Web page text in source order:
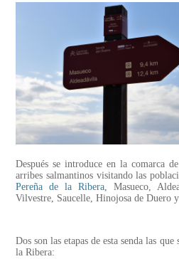
Después se introduce en la comarca
arribes salmantinos visitando las
Pereña de la Ribera, Masueco,
Vilvestre, Saucelle, Hinojosa de Duero
Dos son las etapas de esta senda las
la Ribera: